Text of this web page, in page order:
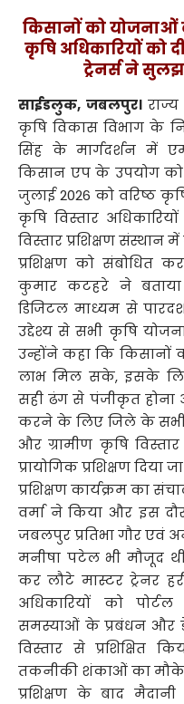
किसानों को योजनाओं
कृषि अधिकारियों को
ट्रेनर्स ने
साईडलुक, जबलपुर।
कृषि विकास विभाग के
सिंह के मार्गदर्शन में
किसान एप के उपयोग
जुलाई 2026 को वरिष्ठ
कृषि विस्तार
विस्तार प्रशिक्षण संस्थान
प्रशिक्षण को
कुमार कटहरे ने बताया
डिजिटल माध्यम से
उद्देश्य से सभी कृषि
उन्होंने कहा कि किसानों
लाभ मिल सके, इसके
सही ढंग से पंजीकृत होना
करने के लिए जिले के सभी
और ग्रामीण कृषि
प्रायोगिक प्रशिक्षण दिया
प्रशिक्षण कार्यक्रम का
वर्मा ने किया और इस
जबलपुर प्रतिभा गौर एवं
मनीषा पटेल भी मौजूद
कर लौटे मास्टर ट्रेनर
अधिकारियों को
समस्याओं के प्रबंधन और
विस्तार से प्रशिक्षित
तकनीकी शंकाओं का मौके
प्रशिक्षण के बाद